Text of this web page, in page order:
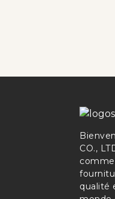
CO.,
qualité